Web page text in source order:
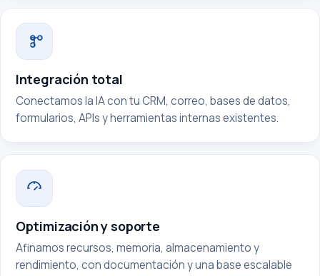
Integración total
Conectamos la IA con tu CRM, correo, bases de datos,
formularios, APIs y herramientas internas existentes.
Optimización y soporte
Afinamos recursos, memoria, almacenamiento y
rendimiento, con documentación y una base escalable